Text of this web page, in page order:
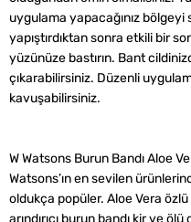
uygulama yapacağınız bölgeyi
yapıştırdıktan sonra etkili bir
yüzünüze bastırın. Bant
çıkarabilirsiniz. Düzenli
kavuşabilirsiniz.
W Watsons Burun Bandı Aloe
Watsons’ın en sevilen
oldukça popüler. Aloe Vera
arındırıcı burun bandı kir ve